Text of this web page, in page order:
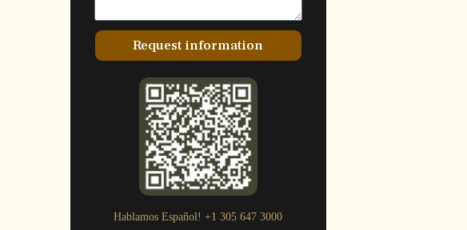
Request information
Hablamos Español!+1 305 647 3000